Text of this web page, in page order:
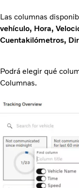
Las columnas
vehículo, Hora,
Cuentakilómetros,
Podrá elegir qué
Columnas.